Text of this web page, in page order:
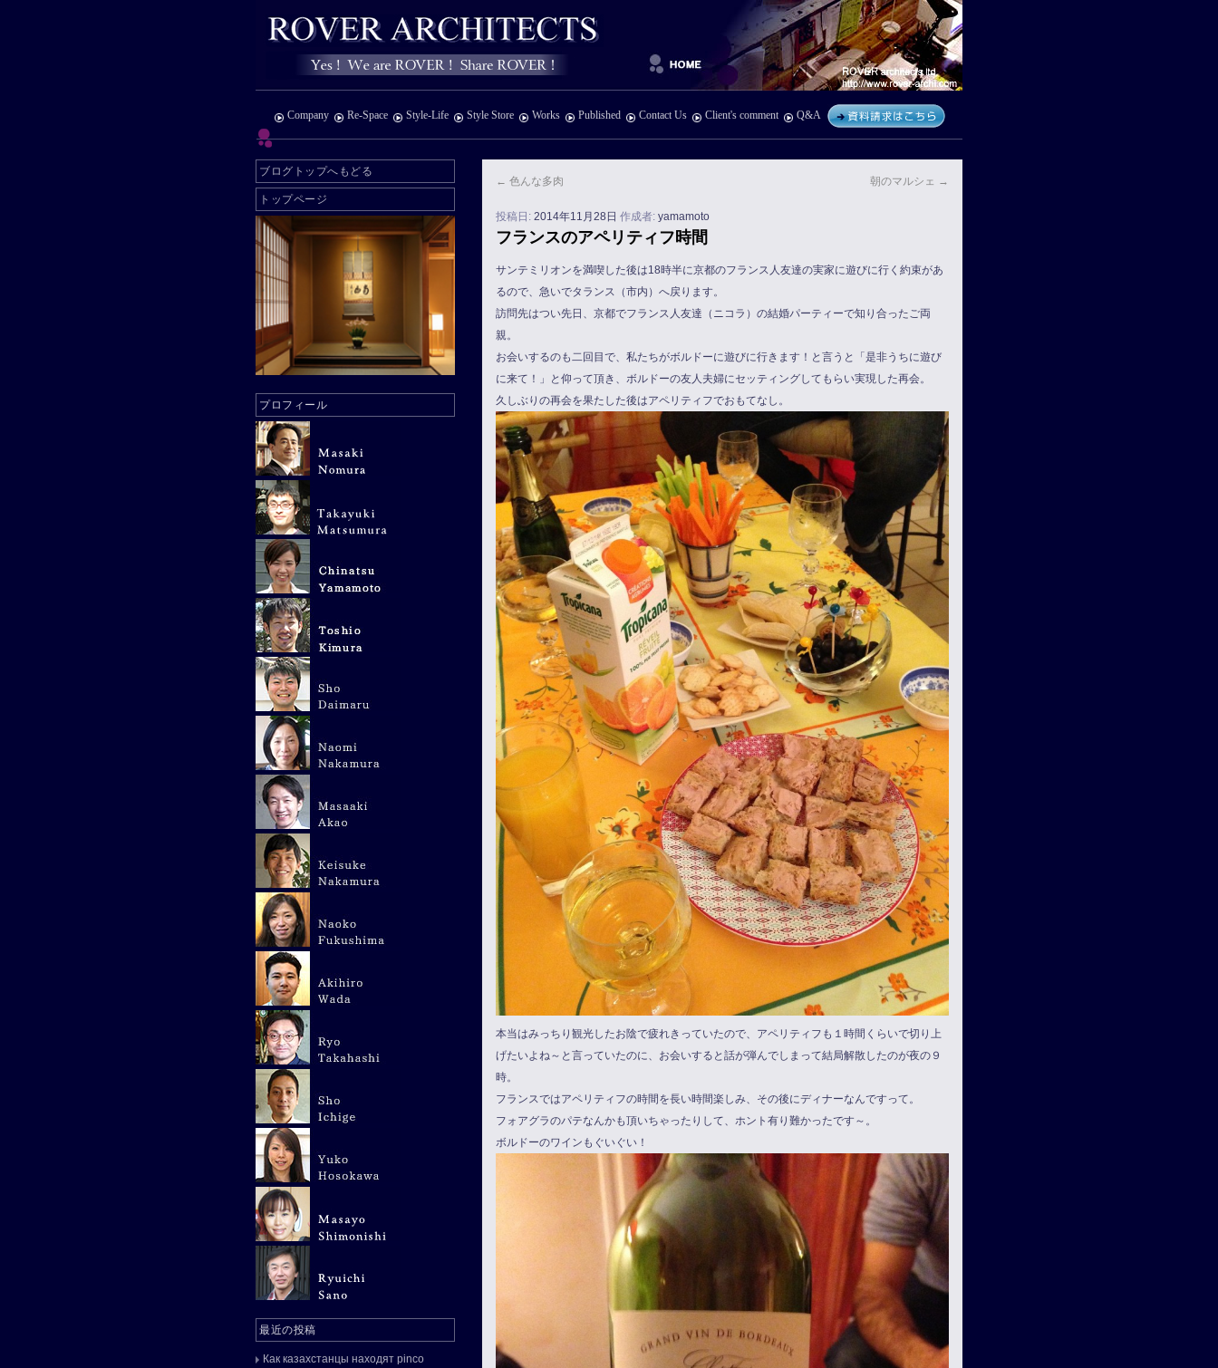
Company Re-Space Style-Life Style Store Works Published Contact Us Client's comment Q&A
← 色んな多肉 朝のマルシェ →
投稿日: 2014年11月28日 作成者: yamamoto
フランスのアペリティフ時間
サンテミリオンを満喫した後は18時半に京都のフランス人友達の実家に遊びに行く約束があ
るので、急いでタランス（市内）へ戻ります。
訪問先はつい先日、京都でフランス人友達（ニコラ）の結婚パーティーで知り合ったご両
親。
お会いするのも二回目で、私たちがボルドーに遊びに行きます！と言うと「是非うちに遊び
に来て！」と仰って頂き、ボルドーの友人夫婦にセッティングしてもらい実現した再会。
久しぶりの再会を果たした後はアペリティフでおもてなし。
本当はみっちり観光したお陰で疲れきっていたので、アペリティフも１時間くらいで切り上
げたいよね～と言っていたのに、お会いすると話が弾んでしまって結局解散したのが夜の９
時。
フランスではアペリティフの時間を長い時間楽しみ、その後にディナーなんですって。
フォアグラのパテなんかも頂いちゃったりして、ホント有り難かったです～。
ボルドーのワインもぐいぐい！
ブログトップへもどる
トップページ
プロフィール
最近の投稿
Как казахстанцы находят pinco